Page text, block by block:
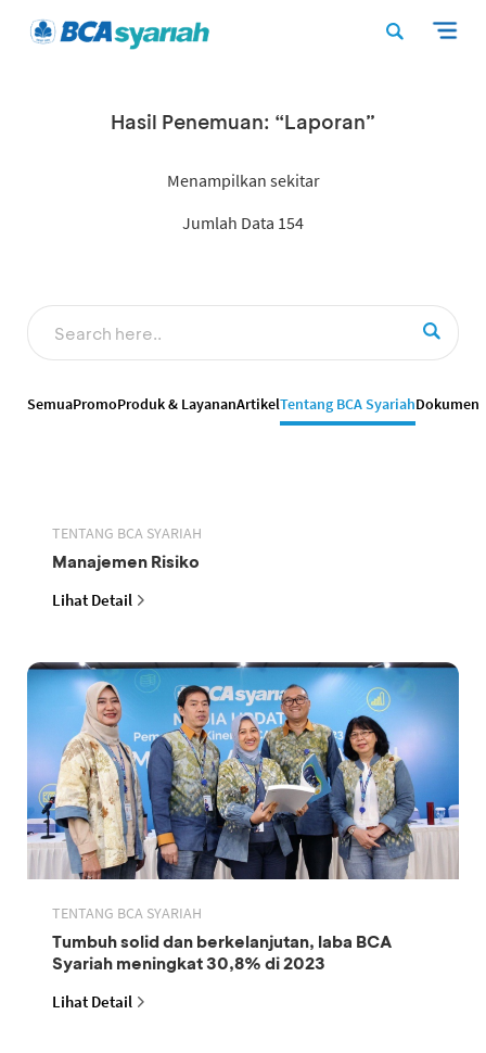
Hasil Penemuan: “Laporan”
Menampilkan sekitar
Jumlah Data 154
SemuaPromoProduk & LayananArtikelTentang BCA SyariahDokumen
TENTANG BCA SYARIAH
Manajemen Risiko
Lihat Detail
TENTANG BCA SYARIAH
Tumbuh solid dan berkelanjutan, laba BCA
Syariah meningkat 30,8% di 2023
Lihat Detail